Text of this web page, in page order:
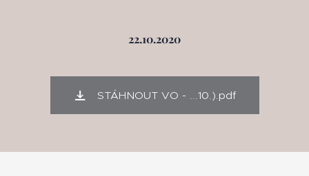
22.10.2020
STÁHNOUT VO - ...10.).pdf